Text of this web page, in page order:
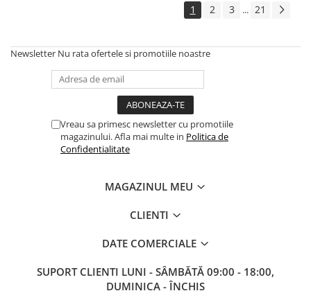
1 2 3 ... 21
Newsletter Nu rata ofertele si promotiile noastre
Vreau sa primesc newsletter cu promotiile
magazinului. Afla mai multe in Politica de
Confidentialitate
MAGAZINUL MEU
CLIENTI
DATE COMERCIALE
SUPORT CLIENTI LUNI - SÂMBĂTĂ 09:00 - 18:00,
DUMINICA - ÎNCHIS